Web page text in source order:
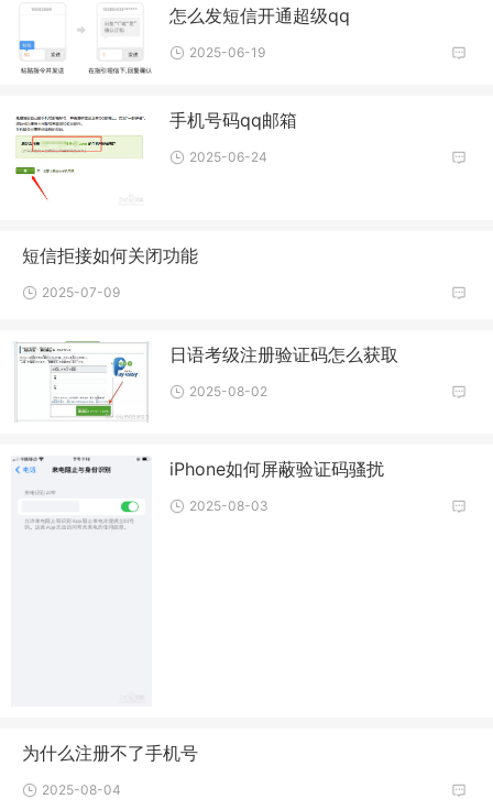
怎么发短信开通超级qq
2025-06-19
手机号码qq邮箱
2025-06-24
短信拒接如何关闭功能
2025-07-09
日语考级注册验证码怎么获取
2025-08-02
iPhone如何屏蔽验证码骚扰
2025-08-03
为什么注册不了手机号
2025-08-04